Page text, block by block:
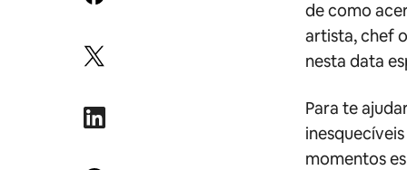
de como
artista, chef
nesta data
Para te
momentos